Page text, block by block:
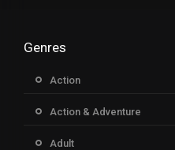
Genres
Action
Action & Adventure
Adult